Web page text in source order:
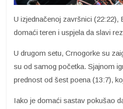
U izjednačenoj završnici (22:22),
domaći teren i uspjela da slavi
U drugom setu, Crnogorke su
su od samog početka. Sjajnom
prednost od šest poena (13:7),
Iako je domaći sastav pokušao